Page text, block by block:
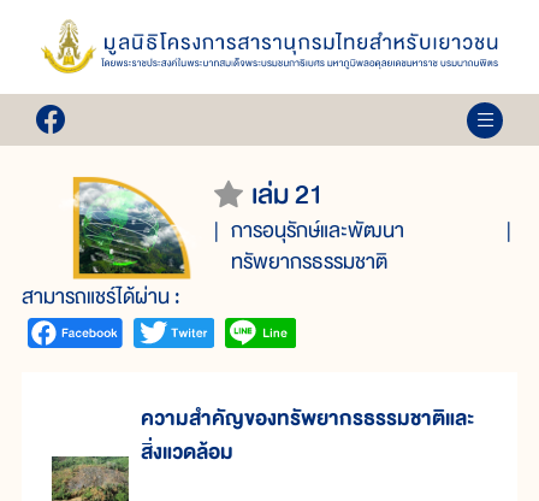
เล่ม 21
การอนุรักษ์และพัฒนา
ทรัพยากรธรรมชาติ
สามารถแชร์ได้ผ่าน :
ความสำคัญของทรัพยากรธรรมชาติและ
สิ่งแวดล้อม